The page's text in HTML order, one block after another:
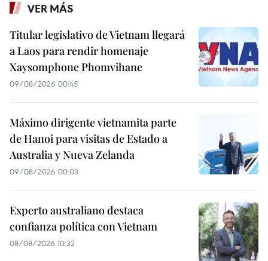
VER MÁS
Titular legislativo de Vietnam llegará
a Laos para rendir homenaje
Xaysomphone Phomvihane
09/08/2026 00:45
Máximo dirigente vietnamita parte
de Hanoi para visitas de Estado a
Australia y Nueva Zelanda
09/08/2026 00:03
Experto australiano destaca
confianza política con Vietnam
08/08/2026 10:32